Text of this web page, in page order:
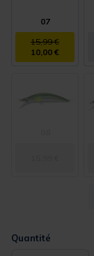
07
15,99 €
10,00 €
Quantité